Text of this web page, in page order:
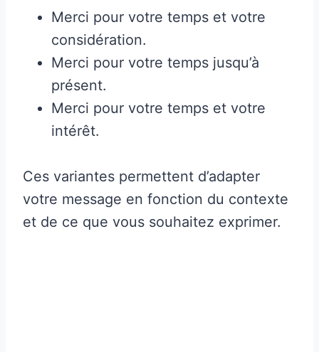
Merci pour votre temps et votre
considération.
Merci pour votre temps jusqu’à
présent.
Merci pour votre temps et votre
intérêt.
Ces variantes permettent d’adapter
votre message en fonction du contexte
et de ce que vous souhaitez exprimer.